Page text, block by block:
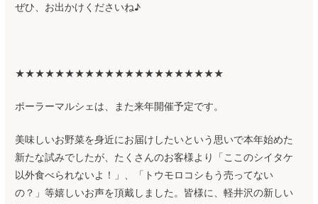
ぜひ、お出かけくださいね♪
★★★★★★★★★★★★★★★★★★★★★
ポーラーマルシェは、また来年開催予定です。
美味しいお野菜を身近にお届けしたいという思いで本年始めた
新たな試みでしたが、たくさんのお客様より「ここのシイタケ
以外食べられないよ！」、「トウモロコシもう売ってない
の？」等嬉しいお声を頂戴しました。皆様に、軽井沢の新しい